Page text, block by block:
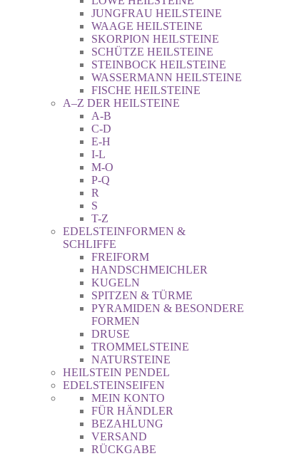
JUNGFRAU HEILSTEINE
WAAGE HEILSTEINE
SKORPION HEILSTEINE
SCHÜTZE HEILSTEINE
STEINBOCK HEILSTEINE
WASSERMANN HEILSTEINE
FISCHE HEILSTEINE
A–Z DER HEILSTEINE
A-B
C-D
E-H
I-L
M-O
P-Q
R
S
T-Z
EDELSTEINFORMEN &
SCHLIFFE
FREIFORM
HANDSCHMEICHLER
KUGELN
SPITZEN & TÜRME
PYRAMIDEN & BESONDERE
FORMEN
DRUSE
TROMMELSTEINE
NATURSTEINE
HEILSTEIN PENDEL
EDELSTEINSEIFEN
MEIN KONTO
FÜR HÄNDLER
BEZAHLUNG
VERSAND
RÜCKGABE